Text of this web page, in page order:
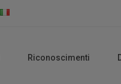
Riconoscimenti